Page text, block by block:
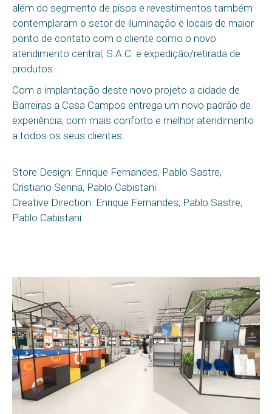
além do segmento de pisos e revestimentos também
contemplaram o setor de iluminação e locais de maior
ponto de contato com o cliente como o novo
atendimento central, S.A.C. e expedição/retirada de
produtos.
Com a implantação deste novo projeto a cidade de
Barreiras a Casa Campos entrega um novo padrão de
experiência, com mais conforto e melhor atendimento
a todos os seus clientes.
Store Design: Enrique Fernandes, Pablo Sastre,
Cristiano Senna, Pablo Cabistani
Creative Direction: Enrique Fernandes, Pablo Sastre,
Pablo Cabistani